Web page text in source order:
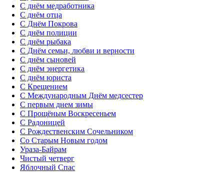
С днём медработника
С днём отца
С Днём Покрова
С днём полиции
С днём рыбака
С Днём семьи, любви и верности
С днём сыновей
С днём энергетика
С днём юриста
С Крещением
С Международным Днём медсестер
С первым днем зимы
С Прощёным Воскресеньем
С Радоницей
С Рождественским Сочельником
Со Старым Новым годом
Ураза-Байрам
Чистый четверг
Яблочный Спас